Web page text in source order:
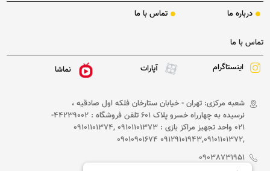
درباره ما تماس با ما
تماس با ما
اینستاگرام آپارات نماشا
شعبه مرکزی: تهران - خیابان ستارخان فلکه اول صادقیه ،
نرسیده به چهارراه خسرو پلاک 601 تلفن فروشگاه : 44239002-
021 واحد تجهیز مراکز بازی : 09101101373 ,09101101374
,09129101943,09101101372 09010901674
09038731951